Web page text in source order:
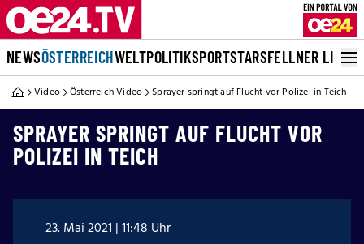
NEWSÖSTERREICHWELTPOLITIKSPORTSTARSFELLNER LIVE
Video Österreich Video Sprayer springt auf Flucht vor Polizei in Teich
SPRAYER SPRINGT AUF FLUCHT VOR
POLIZEI IN TEICH
23. Mai 2021 | 11:48 Uhr